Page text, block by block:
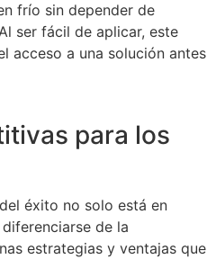
frío sin depender de
ser fácil de aplicar, este
acceso a una solución antes
para los
éxito no solo está en
de la
estrategias y ventajas que